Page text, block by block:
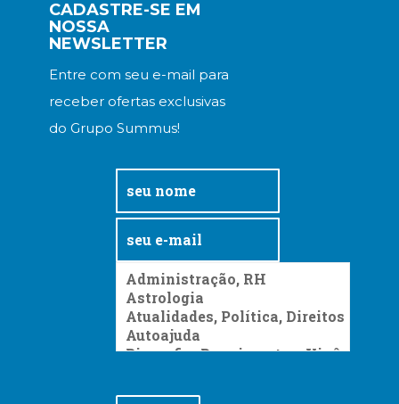
Televisão
(22)
Temas
africanos
Terapia
Ocupacional
Treinamento
CADASTRE-SE EM
NOSSA
NEWSLETTER
Entre com seu e-mail para
receber ofertas exclusivas
do Grupo Summus!